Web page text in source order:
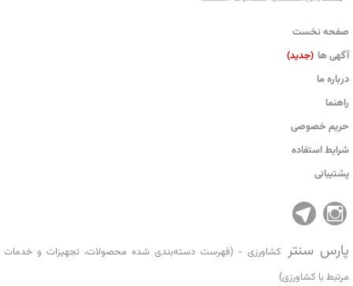
صفحه نخست
آگهی ها (جدید)
درباره ما
راهنما
حریم خصوصی
شرایط استفاده
پشتیبانی
پارس سنتر کشاورزی - (فهرست دسته‌بندی شده محصولات، تجهیزات و خدمات
مرتبط با کشاورزی)